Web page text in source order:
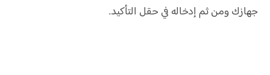
جهازك ومن ثم إدخاله في حقل التأكيد.